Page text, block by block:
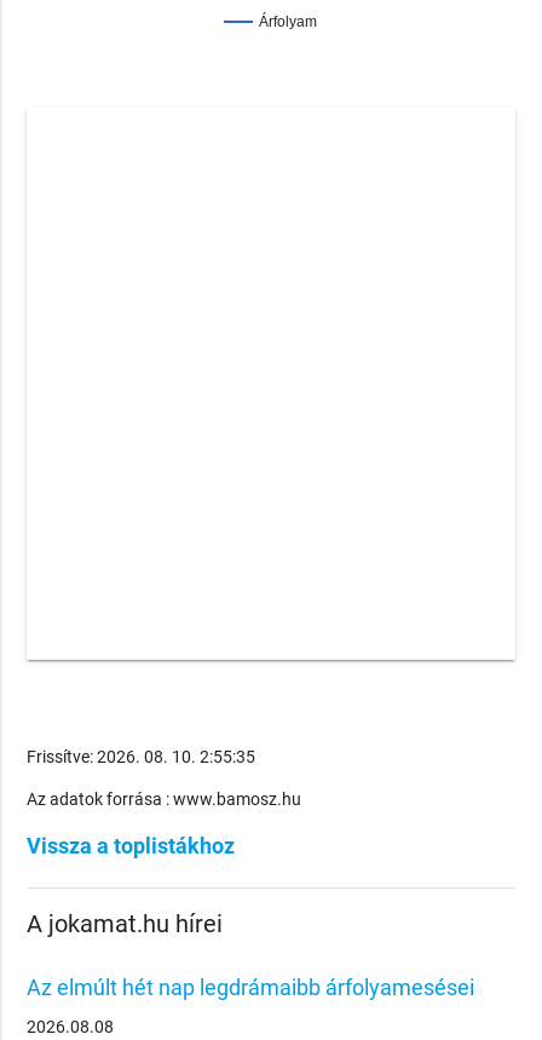
Árfolyam
Frissítve: 2026. 08. 10. 2:55:35
Az adatok forrása : www.bamosz.hu
Vissza a toplistákhoz
A jokamat.hu hírei
Az elmúlt hét nap legdrámaibb árfolyamesései
2026.08.08